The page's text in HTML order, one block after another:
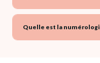
Quelle est la